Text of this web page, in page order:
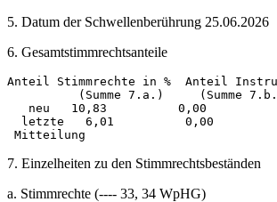
5. Datum der Schwellenberührung 25.06.2026
6. Gesamtstimmrechtsanteile
Anteil Stimmrechte in %  Anteil
(Summe 7.a.)     (Summe
neu   10,83          0,00
letzte   6,01          0,00
7. Einzelheiten zu den Stimmrechtsbeständen
a. Stimmrechte (---- 33, 34 WpHG)